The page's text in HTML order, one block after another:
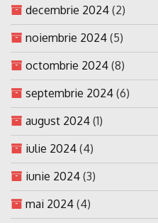
decembrie 2024 (2)
noiembrie 2024 (5)
octombrie 2024 (8)
septembrie 2024 (6)
august 2024 (1)
iulie 2024 (4)
iunie 2024 (3)
mai 2024 (4)